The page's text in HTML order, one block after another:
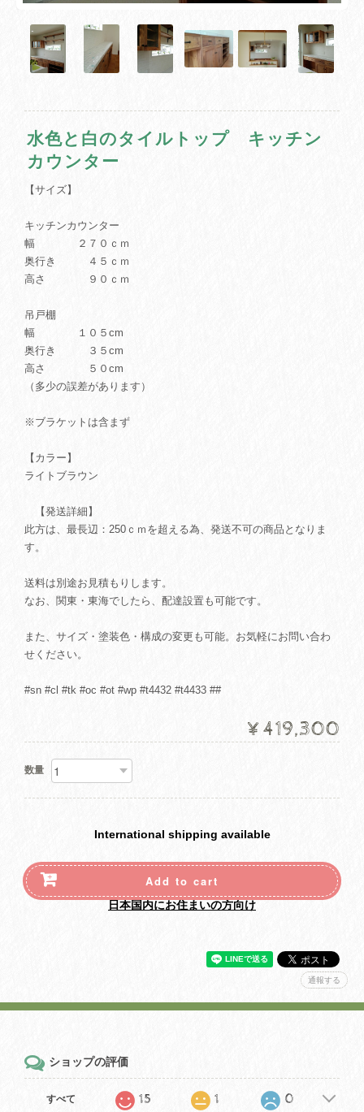
水色と白のタイルトップ キッチン
カウンター
【サイズ】
キッチンカウンター
幅 ２７０ｃｍ
奥行き ４５ｃｍ
高さ ９０ｃｍ
吊戸棚
幅 １０５cm
奥行き ３５cm
高さ ５０cm
（多少の誤差があります）
※ブラケットは含まず
【カラー】
ライトブラウン
【発送詳細】
此方は、最長辺：250ｃｍを超える為、発送不可の商品となりま
す。
送料は別途お見積もりします。
なお、関東・東海でしたら、配達設置も可能です。
また、サイズ・塗装色・構成の変更も可能。お気軽にお問い合わ
せください。
#sn #cl #tk #oc #ot #wp #t4432 #t4433 ##
¥419,300
数量
International shipping available
Add to cart
日本国内にお住まいの方向け
通報する
ショップの評価
すべて 15 1 0